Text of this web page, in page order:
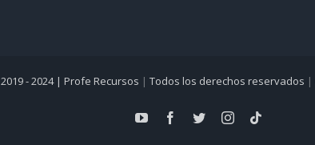
- 2024 | Profe Recursos | Todos los derechos reservados |
YouTubeFacebook
TwitterInstagram
Tiktok